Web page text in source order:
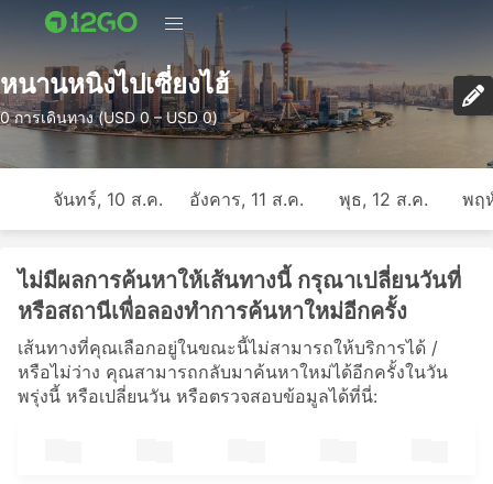
หนานหนิงไปเซี่ยงไฮ้
0 การเดินทาง (USD 0 – USD 0)
จันทร์, 10 ส.ค. อังคาร, 11 ส.ค. พุธ, 12 ส.ค. พฤ
ไม่มีผลการค้นหาให้เส้นทางนี้ กรุณาเปลี่ยนวันที่
หรือสถานีเพื่อลองทำการค้นหาใหม่อีกครั้ง
เส้นทางที่คุณเลือกอยู่ในขณะนี้ไม่สามารถให้บริการได้ /
หรือไม่ว่าง คุณสามารถกลับมาค้นหาใหม่ได้อีกครั้งในวัน
พรุ่งนี้ หรือเปลี่ยนวัน หรือตรวจสอบข้อมูลได้ที่นี่: